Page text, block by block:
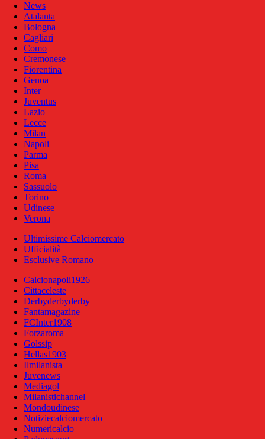
News
Atalanta
Bologna
Cagliari
Como
Cremonese
Fiorentina
Genoa
Inter
Juventus
Lazio
Lecce
Milan
Napoli
Parma
Pisa
Roma
Sassuolo
Torino
Udinese
Verona
Ultimissime Calciomercato
Ufficialità
Esclusive Romano
Calcionapoli1926
Cittaceleste
Derbyderbyderby
Fantamagazine
FCInter1908
Forzaroma
Golssip
Hellas1903
Ilmilanista
Juvenews
Mediagol
Milanistichannel
Mondoudinese
Notiziecalciomercato
Numericalcio